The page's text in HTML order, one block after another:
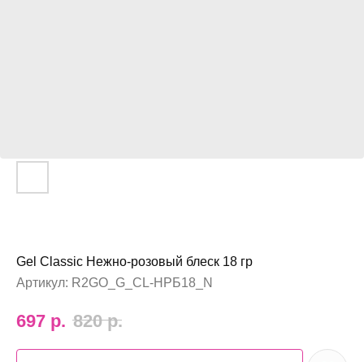
Gel Classic Нежно-розовый блеск 18 гр
Артикул: R2GO_G_CL-НРБ18_N
697 р. 820 р.